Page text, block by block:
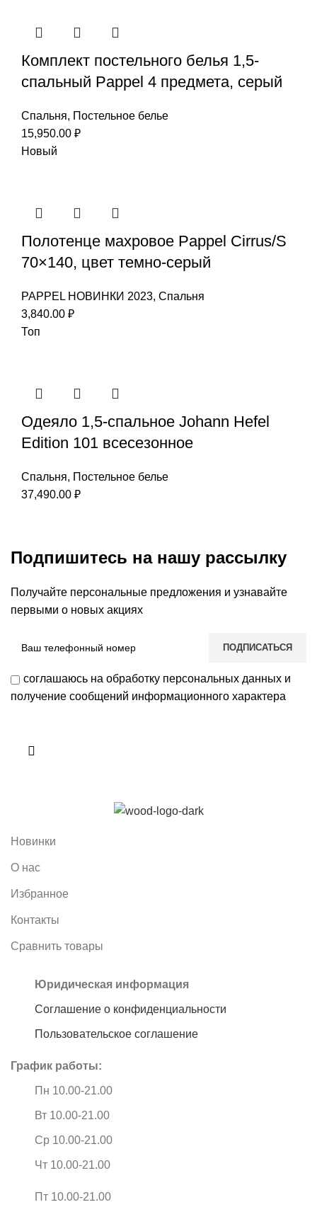
Комплект постельного белья 1,5-
спальный Pappel 4 предмета, серый
Спальня, Постельное белье
15,950.00 ₽
Новый
Полотенце махровое Pappel Cirrus/S
70×140, цвет темно-серый
PAPPEL НОВИНКИ 2023, Спальня
3,840.00 ₽
Топ
Одеяло 1,5-спальное Johann Hefel
Edition 101 всесезонное
Спальня, Постельное белье
37,490.00 ₽
Подпишитесь на нашу рассылку
Получайте персональные предложения и узнавайте
первыми о новых акциях
соглашаюсь на обработку персональных данных и
получение сообщений информационного характера
Новинки
О нас
Избранное
Контакты
Сравнить товары
Юридическая информация
Соглашение о конфиденциальности
Пользовательское соглашение
График работы:
Пн 10.00-21.00
Вт 10.00-21.00
Ср 10.00-21.00
Чт 10.00-21.00
Пт 10.00-21.00